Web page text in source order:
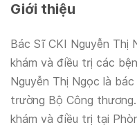
Giới thiệu
Bác Sĩ CKI Nguyễn Thị
khám và điều trị các
Nguyễn Thị Ngọc là
trường Bộ Công
khám và điều trị tại